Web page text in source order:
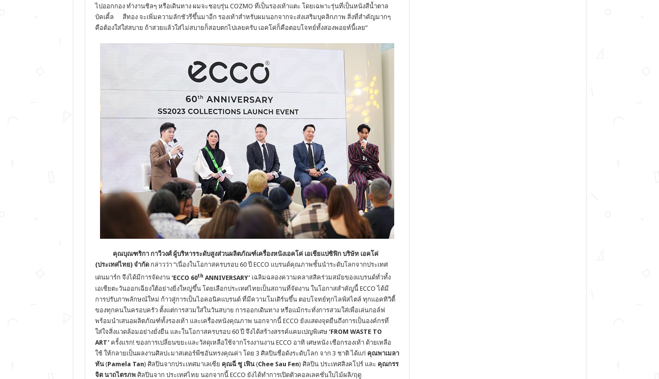
ไปออกกอง ทำงานชิลๆ หรือเดินทาง ผมจะชอบรุ่น COZMO ที่เป็นรองเท้าแตะ โดยเฉพาะรุ่นที่เป็นหนังสีน้ำตาล
บัคเคิ้ล สีทอง จะเพิ่มความลักชัวรีขึ้นมาอีก รองเท้าสำหรับผมนอกจากจะส่งเสริมบุคลิกภาพ สิ่งที่สำคัญมากๆ
คือต้องใส่ใส่สบาย ถ้าสวยแล้วใส่ไม่สบายก็สอบตกไปเลยครับ เอคโค่ก็คือตอบโจทย์ทั้งสองพอยท์นี้เลย”
คุณบุณฑริกา กาวีวงศ์ ผู้บริหารระดับสูงส่วนผลิตภัณฑ์เครื่องหนังเอคโค่ เอเชียแปซิฟิก บริษัท เอคโค่
(ประเทศไทย) จำกัดกล่าวว่า “เนื่องในโอกาสครบรอบ 60 ปี ECCO แบรนด์คุณภาพชั้นนำระดับโลกจากประเทศ
เดนมาร์ก จึงได้มีการจัดงาน ‘ECCO 60th ANNIVERSARY’เฉลิมฉลองความคลาสสิคร่วมสมัยของแบรนด์ทั่วทั้ง
เอเชียตะวันออกเฉียงใต้อย่างยิ่งใหญ่ขึ้น โดยเลือกประเทศไทยเป็นสถานที่จัดงาน ในโอกาสสำคัญนี้ ECCO ได้มี
การปรับภาพลักษณ์ใหม่ ก้าวสู่การเป็นไอคอนิคแบรนด์ ที่มีความโมเดิร์นขึ้น ตอบโจทย์ทุกไลฟ์สไตล์ ทุกแอคทิวิตี้
ของทุกคนในครอบครัว ตั้งแต่การสวมใส่ในวันสบาย การออกเดินทาง หรือแม้กระทั่งการสวมใส่เพื่อเล่นกอล์ฟ
พร้อมนำเสนอผลิตภัณฑ์ทั้งรองเท้า และเครื่องหนังคุณภาพ นอกจากนี้ ECCO ยังแสดงจุดยืนถึงการเป็นองค์กรที่
ใส่ใจสิ่งแวดล้อมอย่างยั่งยืน และในโอกาสครบรอบ 60 ปี จึงได้สร้างสรรค์แคมเปญพิเศษ ‘FROM WASTE TO
ART’ ครั้งแรก! ของการเปลี่ยนขยะและวัสดุเหลือใช้จากโรงงานงาน ECCO อาทิ เศษหนัง เชือกรองเท้า ด้ายเหลือ
ใช้ ให้กลายเป็นผลงานศิลปะมาสเตอร์พีซอันทรงคุณค่า โดย 3 ศิลปินชื่อดังระดับโลก จาก 3 ชาติ ได้แก่ คุณพาเมลา
ทัน(Pamela Tan) ศิลปินจากประเทศมาเลเซีย คุณฉี ซู เฟิน(Chee Sau Fen) ศิลปิน ประเทศสิงคโปร์ และ คุณกรร
จิต นาถไตรภพศิลปินจาก ประเทศไทย นอกจากนี้ ECCO ยังได้ทำการเปิดตัวคอลเลคชั่นใบไม้ผลิ/ฤดู